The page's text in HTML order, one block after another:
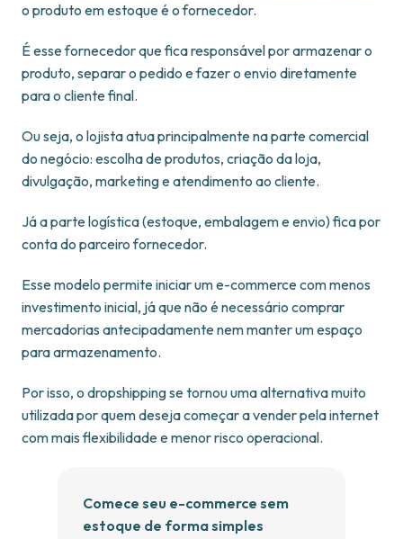
o produto em estoque é o fornecedor.
É esse fornecedor que fica responsável por armazenar o
produto, separar o pedido e fazer o envio diretamente
para o cliente final.
Ou seja, o lojista atua principalmente na parte comercial
do negócio: escolha de produtos, criação da loja,
divulgação, marketing e atendimento ao cliente.
Já a parte logística (estoque, embalagem e envio) fica por
conta do parceiro fornecedor.
Esse modelo permite iniciar um e-commerce com menos
investimento inicial, já que não é necessário comprar
mercadorias antecipadamente nem manter um espaço
para armazenamento.
Por isso, o dropshipping se tornou uma alternativa muito
utilizada por quem deseja começar a vender pela internet
com mais flexibilidade e menor risco operacional.
Comece seu e-commerce sem
estoque de forma simples